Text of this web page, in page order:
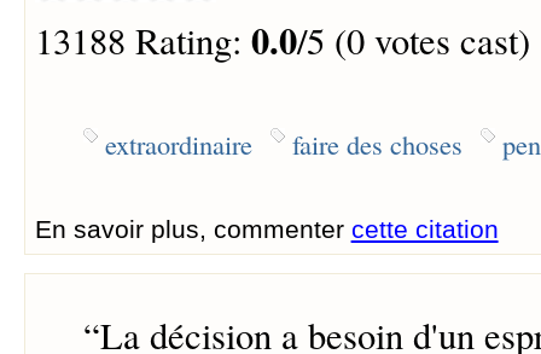
13188 Rating: 0.0/5 (0 votes cast)
extraordinaire faire des choses
En savoir plus, commenter cette citation
“La décision a besoin d'un